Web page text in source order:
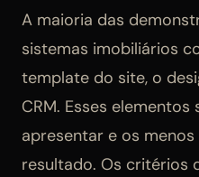
A maioria das
sistemas imobiliários
template do site, o
CRM. Esses
apresentar e os
resultado. Os critérios